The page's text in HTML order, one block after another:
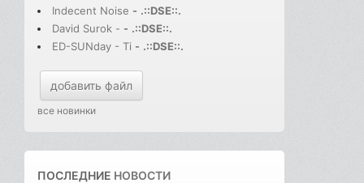
Indecent Noise - .::DSE::.
David Surok - - .::DSE::.
ED-SUNday - Ti - .::DSE::.
добавить файл
все новинки
ПОСЛЕДНИЕ НОВОСТИ